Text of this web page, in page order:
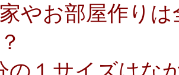
やお部屋作り